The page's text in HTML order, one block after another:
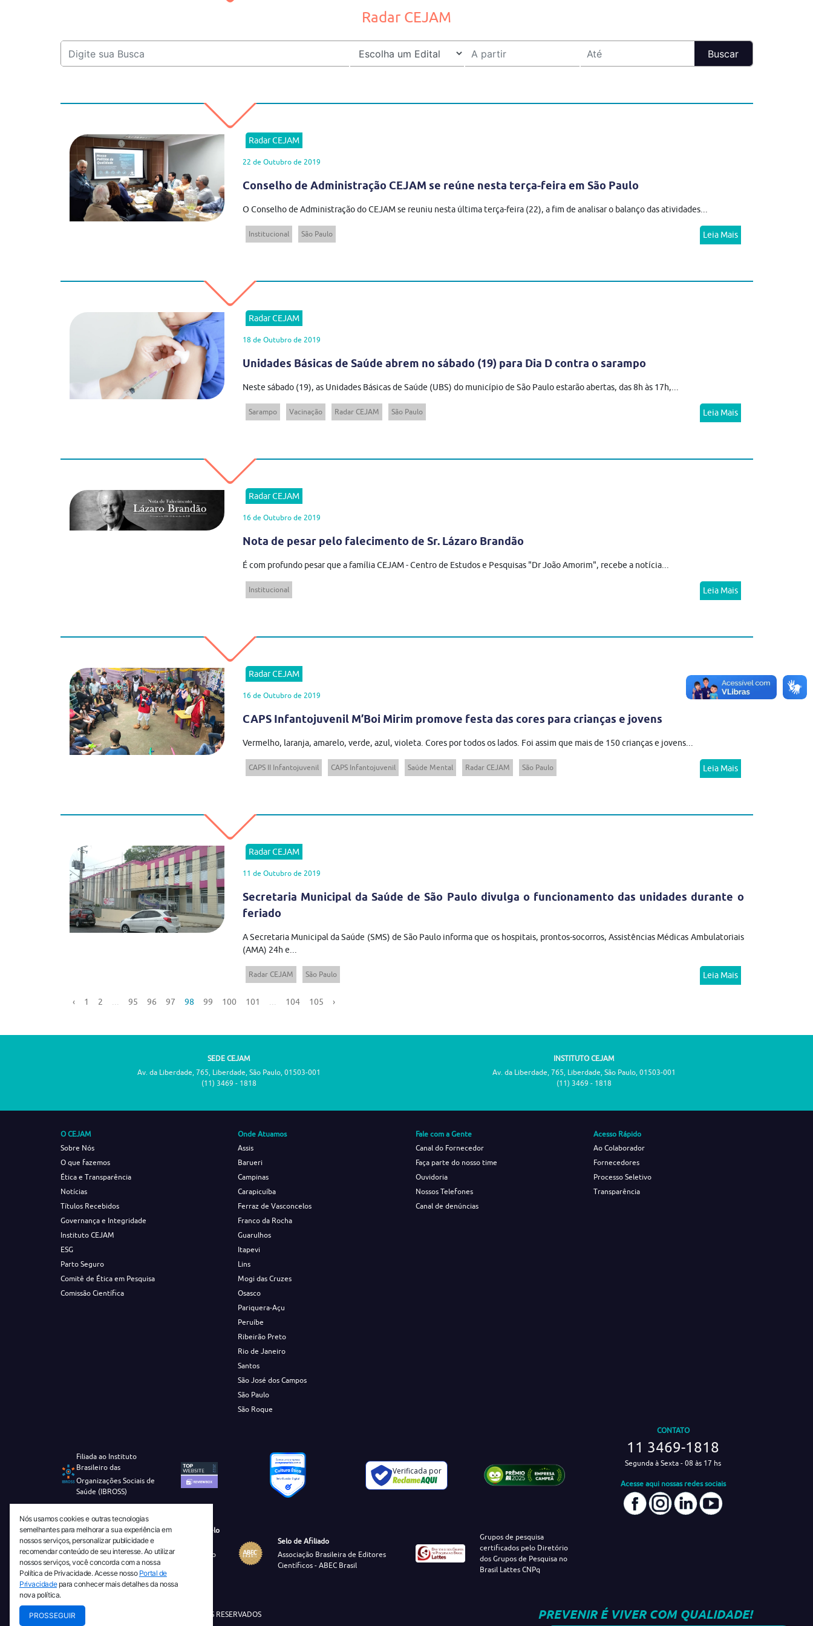
Radar CEJAM
Radar CEJAM
22 de Outubro de 2019
Conselho de Administração CEJAM se reúne nesta terça-feira em São Paulo
O Conselho de Administração do CEJAM se reuniu nesta última terça-feira (22), a fim de analisar o balanço das atividades...
Institucional São Paulo Leia Mais
Radar CEJAM
18 de Outubro de 2019
Unidades Básicas de Saúde abrem no sábado (19) para Dia D contra o sarampo
Neste sábado (19), as Unidades Básicas de Saúde (UBS) do município de São Paulo estarão abertas, das 8h às 17h,...
Sarampo Vacinação Radar CEJAM São Paulo Leia Mais
Radar CEJAM
16 de Outubro de 2019
Nota de pesar pelo falecimento de Sr. Lázaro Brandão
É com profundo pesar que a família CEJAM - Centro de Estudos e Pesquisas "Dr João Amorim", recebe a notícia...
Institucional Leia Mais
Radar CEJAM
16 de Outubro de 2019
CAPS Infantojuvenil M’Boi Mirim promove festa das cores para crianças e jovens
Vermelho, laranja, amarelo, verde, azul, violeta. Cores por todos os lados. Foi assim que mais de 150 crianças e jovens...
CAPS II Infantojuvenil CAPS Infantojuvenil Saúde Mental Radar CEJAM São Paulo Leia Mais
Radar CEJAM
11 de Outubro de 2019
Secretaria Municipal da Saúde de São Paulo divulga o funcionamento das unidades durante o
feriado
A Secretaria Municipal da Saúde (SMS) de São Paulo informa que os hospitais, prontos-socorros, Assistências Médicas Ambulatoriais
(AMA) 24h e...
Radar CEJAM São Paulo Leia Mais
‹ 1 2 95 96 97 98 99 100 101 104 105 ›
SEDE CEJAM
Av. da Liberdade, 765, Liberdade, São Paulo, 01503-001
(11) 3469 - 1818
INSTITUTO CEJAM
Av. da Liberdade, 765, Liberdade, São Paulo, 01503-001
(11) 3469 - 1818
O CEJAM
Sobre Nós
O que fazemos
Ética e Transparência
Notícias
Títulos Recebidos
Governança e Integridade
Instituto CEJAM
ESG
Parto Seguro
Comitê de Ética em Pesquisa
Comissão Científica
Onde Atuamos
Assis
Barueri
Campinas
Carapicuíba
Ferraz de Vasconcelos
Franco da Rocha
Guarulhos
Itapevi
Lins
Mogi das Cruzes
Osasco
Pariquera-Açu
Peruíbe
Ribeirão Preto
Rio de Janeiro
Santos
São José dos Campos
São Paulo
São Roque
Fale com a Gente
Canal do Fornecedor
Faça parte do nosso time
Ouvidoria
Nossos Telefones
Canal de denúncias
Acesso Rápido
Ao Colaborador
Fornecedores
Processo Seletivo
Transparência
Filiada ao Instituto
Brasileiro das
Organizações Sociais de
Saúde (IBROSS)
Verificada por
CONTATO
11 3469-1818
Segunda à Sexta - 08 às 17 hs
Acesse aqui nossas redes sociais
Revista Tecnico-Cientifica CEJAM Selo
Diamante de Ciência Aberta
Diretório Migulim Instituto Brasileiro
de Informação em Ciência e
Tecnologia - IBICT
Selo de Afiliado
Associação Brasileira de Editores
Científicos - ABEC Brasil
Grupos de pesquisa
certificados pelo Diretório
dos Grupos de Pesquisa no
Brasil Lattes CNPq
© 2026 TODOS OS DIREITOS RESERVADOS PREVENIR É VIVER COM QUALIDADE!
Nós usamos cookies e outras tecnologias
semelhantes para melhorar a sua experiência em
nossos serviços, personalizar publicidade e
recomendar conteúdo de seu interesse. Ao utilizar
nossos serviços, você concorda com a nossa
Política de Privacidade. Acesse nosso Portal de
Privacidadepara conhecer mais detalhes da nossa
nova política.
PROSSEGUIR